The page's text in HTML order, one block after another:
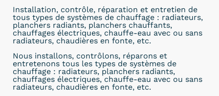
Installation, contrôle, réparation et entretien de
tous types de systèmes de chauffage : radiateurs,
planchers radiants, planchers chauffants,
chauffages électriques, chauffe-eau avec ou sans
radiateurs, chaudières en fonte, etc.
Nous installons, contrôlons, réparons et
entretenons tous les types de systèmes de
chauffage : radiateurs, planchers radiants,
chauffages électriques, chauffe-eau avec ou sans
radiateurs, chaudières en fonte, etc.